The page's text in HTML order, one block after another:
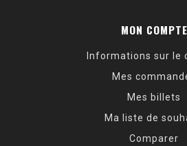
MON COMPTE
Informations sur le
Mes
Mes billets
Ma liste de
Comparer